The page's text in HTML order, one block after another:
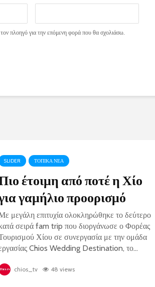
πλοηγό για την επόμενη φορά που θα σχολιάσω.
SLIDER ΤΟΠΙΚΑ ΝΕΑ
έτοιμη από ποτέ η Χίο
γαμήλιο προορισμό
μεγάλη επιτυχία ολοκληρώθηκε το δεύτερο
σειρά fam trip που διοργάνωσε ο Φορέας
Χίου σε συνεργασία με την ομάδα
Chios Wedding Destination, το...
chios_tv 48 views